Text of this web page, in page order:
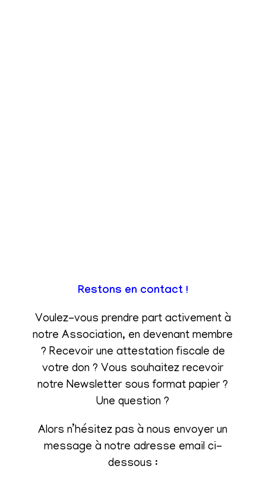
Restons en contact !
Voulez-vous prendre part activement à
notre Association, en devenant membre
? Recevoir une attestation fiscale de
votre don ? Vous souhaitez recevoir
notre Newsletter sous format papier ?
Une question ?
Alors n’hésitez pas à nous envoyer un
message à notre adresse email ci-
dessous :